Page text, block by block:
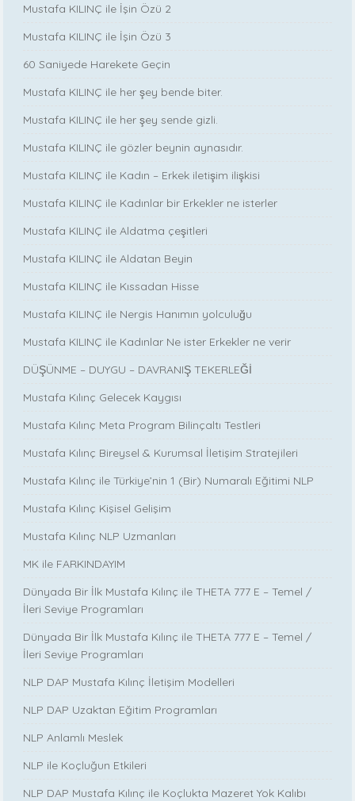
Mustafa KILINÇ ile İşin Özü 2
Mustafa KILINÇ ile İşin Özü 3
60 Saniyede Harekete Geçin
Mustafa KILINÇ ile her şey bende biter.
Mustafa KILINÇ ile her şey sende gizli.
Mustafa KILINÇ ile gözler beynin aynasıdır.
Mustafa KILINÇ ile Kadın – Erkek iletişim ilişkisi
Mustafa KILINÇ ile Kadınlar bir Erkekler ne isterler
Mustafa KILINÇ ile Aldatma çeşitleri
Mustafa KILINÇ ile Aldatan Beyin
Mustafa KILINÇ ile Kıssadan Hisse
Mustafa KILINÇ ile Nergis Hanımın yolculuğu
Mustafa KILINÇ ile Kadınlar Ne ister Erkekler ne verir
DÜŞÜNME – DUYGU – DAVRANIŞ TEKERLEĞİ
Mustafa Kılınç Gelecek Kaygısı
Mustafa Kılınç Meta Program Bilinçaltı Testleri
Mustafa Kılınç Bireysel & Kurumsal İletişim Stratejileri
Mustafa Kılınç ile Türkiye’nin 1 (Bir) Numaralı Eğitimi NLP
Mustafa Kılınç Kişisel Gelişim
Mustafa Kılınç NLP Uzmanları
MK ile FARKINDAYIM
Dünyada Bir İlk Mustafa Kılınç ile THETA 777 E – Temel /
İleri Seviye Programları
Dünyada Bir İlk Mustafa Kılınç ile THETA 777 E – Temel /
İleri Seviye Programları
NLP DAP Mustafa Kılınç İletişim Modelleri
NLP DAP Uzaktan Eğitim Programları
NLP Anlamlı Meslek
NLP ile Koçluğun Etkileri
NLP DAP Mustafa Kılınç ile Koçlukta Mazeret Yok Kalıbı